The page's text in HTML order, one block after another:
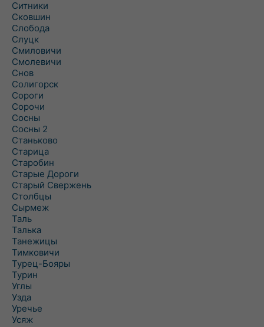
Ситники
Сковшин
Слобода
Слуцк
Смиловичи
Смолевичи
Снов
Солигорск
Сороги
Сорочи
Сосны
Сосны 2
Станьково
Старица
Старобин
Старые Дороги
Старый Свержень
Столбцы
Сырмеж
Таль
Талька
Танежицы
Тимковичи
Турец-Бояры
Турин
Углы
Узда
Уречье
Усяж